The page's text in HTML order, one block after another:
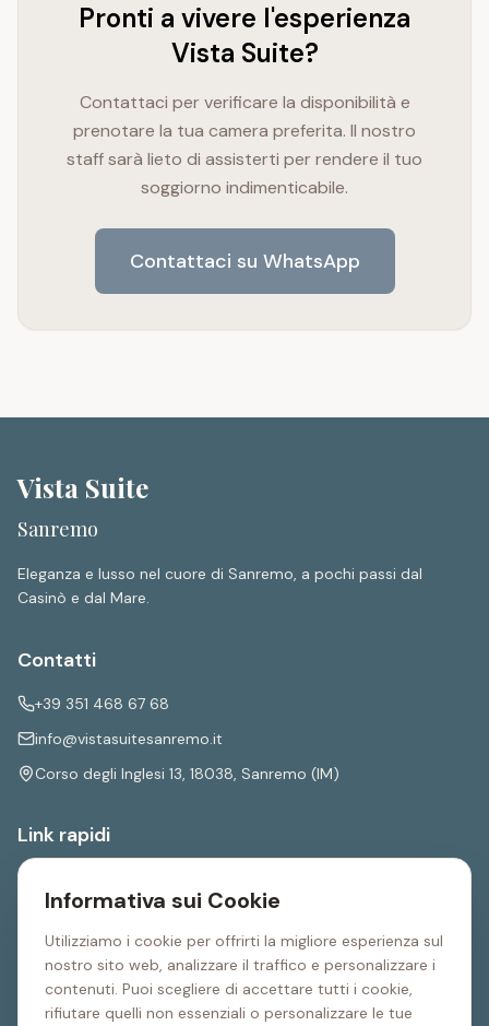
Pronti a vivere l'esperienza
Vista Suite?
Contattaci per verificare la disponibilità e
prenotare la tua camera preferita. Il nostro
staff sarà lieto di assisterti per rendere il tuo
soggiorno indimenticabile.
Contattaci su WhatsApp
Vista Suite
Sanremo
Eleganza e lusso nel cuore di Sanremo, a pochi passi dal
Casinò e dal Mare.
Contatti
+39 351 468 67 68
info@vistasuitesanremo.it
Corso degli Inglesi 13, 18038, Sanremo (IM)
Link rapidi
Home
Camere
Posizione
Contatti
Informativa sui Cookie
Utilizziamo i cookie per offrirti la migliore esperienza sul
nostro sito web, analizzare il traffico e personalizzare i
contenuti. Puoi scegliere di accettare tutti i cookie,
rifiutare quelli non essenziali o personalizzare le tue